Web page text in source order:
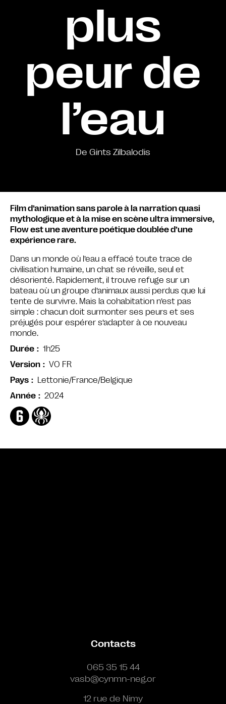
plus
peur de
l’eau
De Gints Zilbalodis
Film d’animation sans parole à la narration quasi
mythologique et à la mise en scène ultra immersive,
Flow est une aventure poétique doublée d’une
expérience rare.
Dans un monde où l’eau a effacé toute trace de
civilisation humaine, un chat se réveille, seul et
désorienté. Rapidement, il trouve refuge sur un
bateau où un groupe d’animaux aussi perdus que lui
tente de survivre. Mais la cohabitation n’est pas
simple : chacun doit surmonter ses peurs et ses
préjugés pour espérer s’adapter à ce nouveau
monde.
Durée
1h25
Version
VO FR
Pays
Lettonie/France/Belgique
Année
2024
Contacts
065 35 15 44
vasb@cynmn-neg.or
12 rue de Nimy